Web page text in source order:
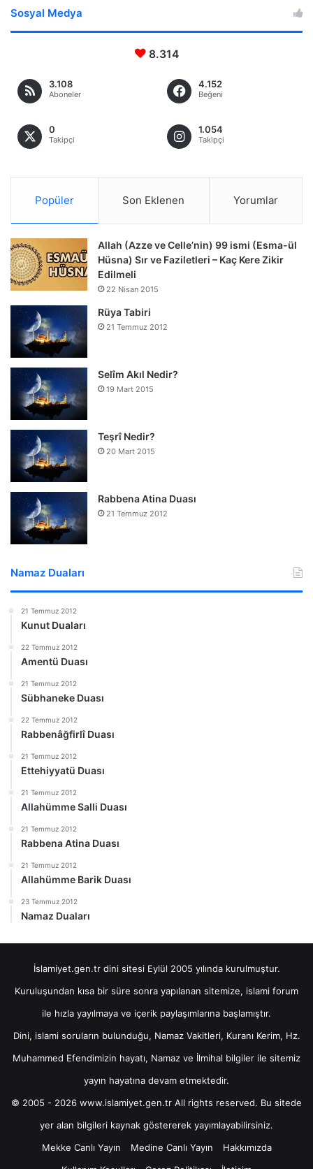
Sosyal Medya
8.314
3.108
Aboneler
4.152
Beğeni
0
Takipçi
1.054
Takipçi
Popüler Son Eklenen Yorumlar
Allah (Azze ve Celle’nin) 99 ismi (Esma-ül
Hüsna) Sır ve Faziletleri – Kaç Kere Zikir
Edilmeli
22 Nisan 2015
Rüya Tabiri
21 Temmuz 2012
Selîm Akıl Nedir?
19 Mart 2015
Teşrî Nedir?
20 Mart 2015
Rabbena Atina Duası
21 Temmuz 2012
Namaz Duaları
21 Temmuz 2012
Kunut Duaları
22 Temmuz 2012
Amentü Duası
21 Temmuz 2012
Sübhaneke Duası
22 Temmuz 2012
Rabbenâğfirlî Duası
21 Temmuz 2012
Ettehiyyatü Duası
21 Temmuz 2012
Allahümme Salli Duası
21 Temmuz 2012
Rabbena Atina Duası
21 Temmuz 2012
Allahümme Barik Duası
23 Temmuz 2012
Namaz Duaları
İslamiyet.gen.tr dini sitesi Eylül 2005 yılında kurulmuştur.
Kuruluşundan kısa bir süre sonra yapılanan sitemize, islami forum
ile hızla yayılmaya ve içerik paylaşımlarına başlamıştır.
Dini, islami soruların bulunduğu, Namaz Vakitleri, Kuranı Kerim, Hz.
Muhammed Efendimizin hayatı, Namaz ve İlmihal bilgiler ile sitemiz
yayın hayatına devam etmektedir.
© 2005 - 2026 www.islamiyet.gen.tr All rights reserved. Bu sitede
yer alan bilgileri kaynak göstererek yayımlayabilirsiniz.
Mekke Canlı Yayın
Medine Canlı Yayın
Hakkımızda